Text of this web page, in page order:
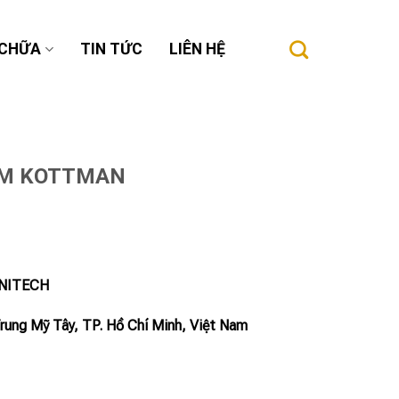
TIN TỨC LIÊN HỆ
KOTTMAN
Mỹ Tây, TP. Hồ Chí Minh, Việt Nam